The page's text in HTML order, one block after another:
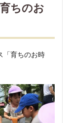
ちのお
「育ちのお時